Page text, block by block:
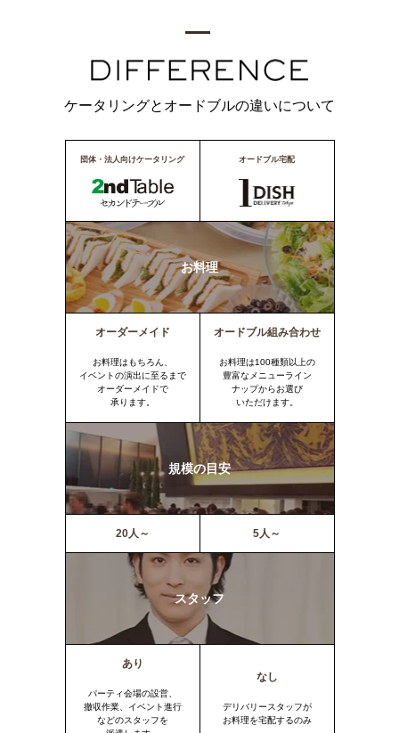
ケータリングとオードブルの違いについて
団体・法人向けケータリング オードブル宅配
お料理
オーダーメイド
お料理はもちろん、
イベントの演出に至るまで
オーダーメイドで
承ります。
オードブル組み合わせ
お料理は100種類以上の
豊富なメニューライン
ナップからお選び
いただけます。
規模の目安
20人～ 5人～
スタッフ
あり
パーティ会場の設営、
撤収作業、イベント進行
などのスタッフを
なし
デリバリースタッフが
お料理を宅配するのみ